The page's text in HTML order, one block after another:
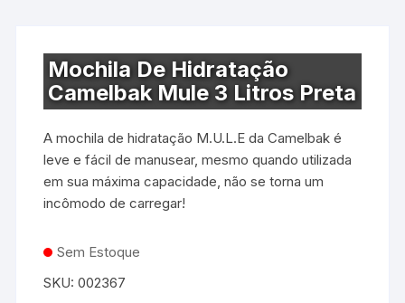
Mochila De Hidratação
Camelbak Mule 3 Litros Preta
A mochila de hidratação M.U.L.E da Camelbak é
leve e fácil de manusear, mesmo quando utilizada
em sua máxima capacidade, não se torna um
incômodo de carregar!
Sem Estoque
SKU:002367